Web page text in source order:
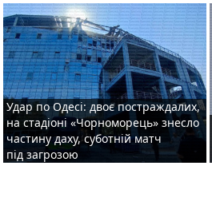
Удар по Одесі: двоє постраждалих,
на стадіоні «Чорноморець» знесло
частину даху, суботній матч
під загрозою